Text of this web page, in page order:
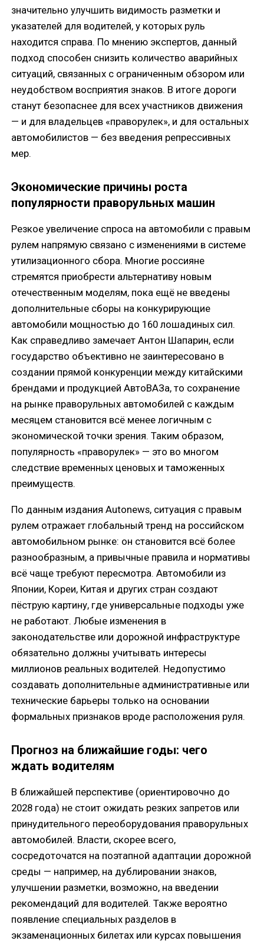
значительно улучшить видимость разметки и
указателей для водителей, у которых руль
находится справа. По мнению экспертов, данный
подход способен снизить количество аварийных
ситуаций, связанных с ограниченным обзором или
неудобством восприятия знаков. В итоге дороги
станут безопаснее для всех участников движения
— и для владельцев «праворулек», и для остальных
автомобилистов — без введения репрессивных
мер.
Экономические причины роста
популярности праворульных машин
Резкое увеличение спроса на автомобили с правым
рулем напрямую связано с изменениями в системе
утилизационного сбора. Многие россияне
стремятся приобрести альтернативу новым
отечественным моделям, пока ещё не введены
дополнительные сборы на конкурирующие
автомобили мощностью до 160 лошадиных сил.
Как справедливо замечает Антон Шапарин, если
государство объективно не заинтересовано в
создании прямой конкуренции между китайскими
брендами и продукцией АвтоВАЗа, то сохранение
на рынке праворульных автомобилей с каждым
месяцем становится всё менее логичным с
экономической точки зрения. Таким образом,
популярность «праворулек» — это во многом
следствие временных ценовых и таможенных
преимуществ.
По данным издания Autonews, ситуация с правым
рулем отражает глобальный тренд на российском
автомобильном рынке: он становится всё более
разнообразным, а привычные правила и нормативы
всё чаще требуют пересмотра. Автомобили из
Японии, Кореи, Китая и других стран создают
пёструю картину, где универсальные подходы уже
не работают. Любые изменения в
законодательстве или дорожной инфраструктуре
обязательно должны учитывать интересы
миллионов реальных водителей. Недопустимо
создавать дополнительные административные или
технические барьеры только на основании
формальных признаков вроде расположения руля.
Прогноз на ближайшие годы: чего
ждать водителям
В ближайшей перспективе (ориентировочно до
2028 года) не стоит ожидать резких запретов или
принудительного переоборудования праворульных
автомобилей. Власти, скорее всего,
сосредоточатся на поэтапной адаптации дорожной
среды — например, на дублировании знаков,
улучшении разметки, возможно, на введении
рекомендаций для водителей. Также вероятно
появление специальных разделов в
экзаменационных билетах или курсах повышения